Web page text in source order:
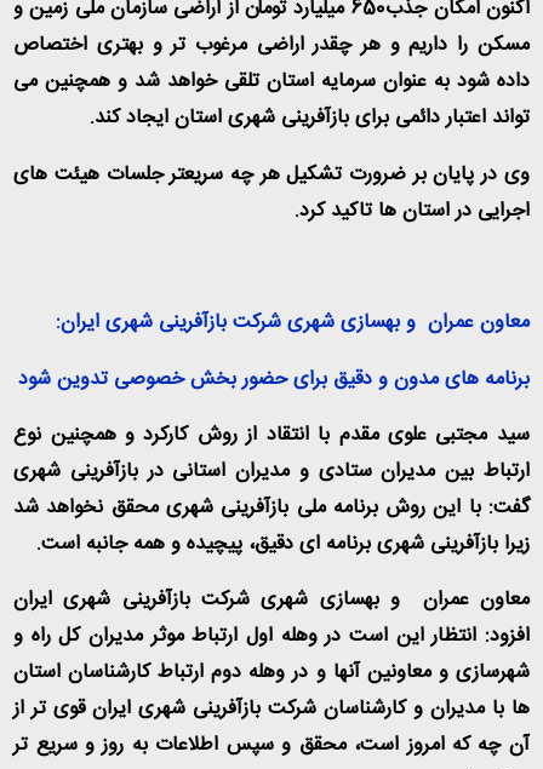
اکنون امکان جذب650 میلیارد تومان از اراضی سازمان ملی زمین و
مسکن را داریم و هر چقدر اراضی مرغوب تر و بهتری اختصاص
داده شود به عنوان سرمایه استان تلقی خواهد شد و همچنین می
تواند اعتبار دائمی برای بازآفرینی شهری استان ایجاد کند.
وی در پایان بر ضرورت تشکیل هر چه سریعتر جلسات هیئت های
اجرایی در استان ها تاکید کرد.
معاون عمران و بهسازی شهری شرکت بازآفرینی شهری ایران:
برنامه های مدون و دقیق برای حضور بخش خصوصی تدوین شود
سید مجتبی علوی مقدم با انتقاد از روش کارکرد و همچنین نوع
ارتباط بین مدیران ستادی و مدیران استانی در بازآفرینی شهری
گفت: با این روش برنامه ملی بازآفرینی شهری محقق نخواهد شد
زیرا بازآفرینی شهری برنامه ای دقیق، پیچیده و همه جانبه است.
معاون عمران و بهسازی شهری شرکت بازآفرینی شهری ایران
افزود: انتظار این است در وهله اول ارتباط موثر مدیران کل راه و
شهرسازی و معاونین آنها و در وهله دوم ارتباط کارشناسان استان
ها با مدیران و کارشناسان شرکت بازآفرینی شهری ایران قوی تر از
آن چه که امروز است، محقق و سپس اطلاعات به روز و سریع تر